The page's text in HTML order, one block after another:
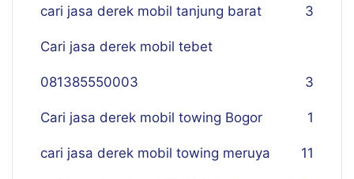
cari jasa derek mobil tanjung barat 3
Cari jasa derek mobil tebet
081385550003 3
Cari jasa derek mobil towing Bogor 1
cari jasa derek mobil towing meruya 11